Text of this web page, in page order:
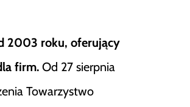
2003 roku, oferujący
firm. Od 27 sierpnia
Towarzystwo